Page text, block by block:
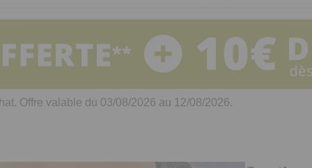
cuisine
de cuisine malins
Notre produit du
Notre produit du
Notre produit du
intimité
Notre produit du
Notre produit du
Notre produit du
Offre valable du 03/08/2026 au 12/08/2026.